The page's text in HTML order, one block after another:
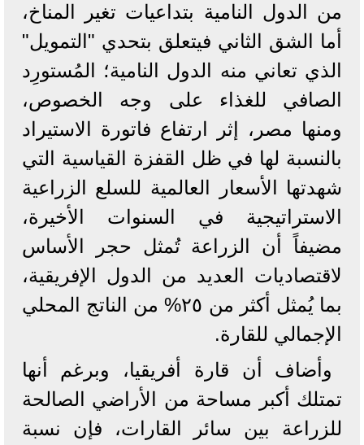
من الدول النامية بتداعيات تغير المناخ،
أما الشق الثاني فيتعلق بتحدي "التمويل"
الذي تعاني منه الدول النامية؛ المُستورِد
الصافي للغذاء على وجه الخصوص،
ومنها مصر، إثر ارتفاع فاتورة الاستيراد
بالنسبة لها في ظل القفزة القياسية التي
شهدتها الأسعار العالمية للسلع الزراعية
الاستراتيجية في السنوات الأخيرة،
مضيفاً أن الزراعة تُمثل حجر الأساس
لاقتصاديات العديد من الدول الإفريقية،
بما يُمثل أكثر من ٢٥% من الناتج المحلي
الإجمالي للقارة.
وأضاف أن قارة أفريقيا، وبرغم أنها
تمتلك أكبر مساحة من الأراضي الصالحة
للزراعة بين سائر القارات، فإن نسبة